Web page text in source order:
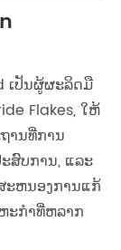
ເປັນຜູ້ຜະລິດມື
Flakes, ໃຫ້
ານທີ່ການ
ສົບການ, ແລະ
ະຫນອງການແກ້
ະກໍາທີ່ຫລາກ